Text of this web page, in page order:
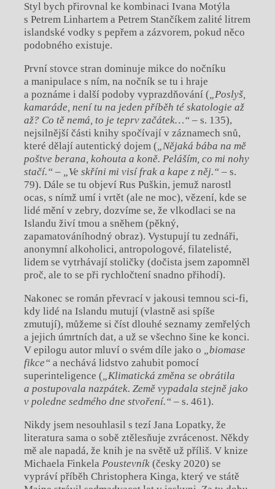
Styl bych přirovnal ke kombinaci Ivana Motýla
s Petrem Linhartem a Petrem Stančíkem zalité litrem
islandské vodky s pepřem a zázvorem, pokud něco
podobného existuje.
První stovce stran dominuje mikce do nočníku
a manipulace s ním, na nočník se tu i hraje
a poznáme i další podoby vyprazdňování („Poslyš,
kamaráde, není tu na jeden příběh té skatologie až
až? Co tě nemá, to je teprv začátek…“ – s. 135),
nejsilnější části knihy spočívají v záznamech snů,
které dělají autentický dojem („Nějaká bába na mě
poštve berana, kohouta a koně. Peláším, co mi nohy
stačí.“ – „Ve skříni mi visí frak a kape z něj.“ – s.
79). Dále se tu objeví Rus Puškin, jemuž narostl
ocas, s nímž umí i vrtět (ale ne moc), vězení, kde se
lidé mění v zebry, dozvíme se, že vlkodlaci se na
Islandu živí tmou a sněhem (pěkný,
zapamatováníhodný obraz). Vystupují tu zednáři,
anonymní alkoholici, antropologové, filatelisté,
lidem se vytrhávají stoličky (dočista jsem zapomněl
proč, ale to se při rychločtení snadno přihodí).
Nakonec se román převrací v jakousi temnou sci-fi,
kdy lidé na Islandu mutují (vlastně asi spíše
zmutují), můžeme si číst dlouhé seznamy zemřelých
a jejich úmrtních dat, a už se všechno šine ke konci.
V epilogu autor mluví o svém díle jako o „biomase
fikce“a nechává lidstvo zahubit pomocí
superinteligence („Klimatická změna se obrátila
a postupovala nazpátek. Země vypadala stejně jako
v poledne sedmého dne stvoření.“ – s. 461).
Nikdy jsem nesouhlasil s tezí Jana Lopatky, že
literatura sama o sobě ztělesňuje zvrácenost. Někdy
mě ale napadá, že knih je na světě už příliš. V knize
Michaela Finkela Poustevník(česky 2020) se
vypráví příběh Christophera Kinga, který ve státě